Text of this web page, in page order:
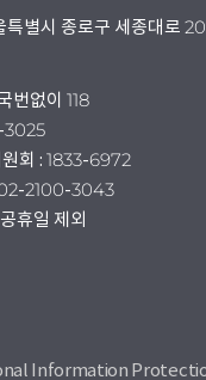
특별시 종로구 세종대로
번없이 118
3025
회 : 1833-6972
02-2100-3043
휴일 제외
Information